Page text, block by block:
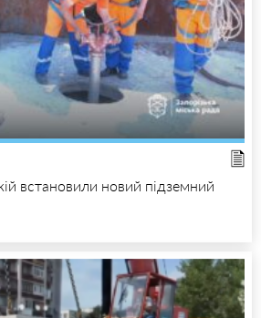
встановили новий підземний